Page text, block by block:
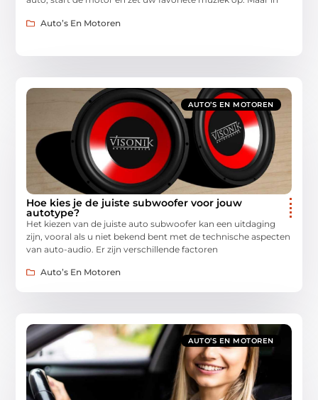
Auto’s En Motoren
AUTO’S EN MOTOREN
Hoe kies je de juiste subwoofer voor jouw
autotype?
Het kiezen van de juiste auto subwoofer kan een uitdaging
zijn, vooral als u niet bekend bent met de technische aspecten
van auto-audio. Er zijn verschillende factoren
Auto’s En Motoren
AUTO’S EN MOTOREN